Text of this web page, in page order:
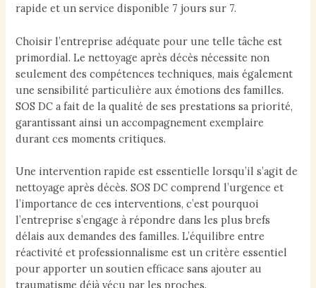
rapide et un service disponible 7 jours sur 7.
Choisir l’entreprise adéquate pour une telle tâche est
primordial. Le nettoyage après décès nécessite non
seulement des compétences techniques, mais également
une sensibilité particulière aux émotions des familles.
SOS DC a fait de la qualité de ses prestations sa priorité,
garantissant ainsi un accompagnement exemplaire
durant ces moments critiques.
Une intervention rapide est essentielle lorsqu’il s’agit de
nettoyage après décès. SOS DC comprend l’urgence et
l’importance de ces interventions, c’est pourquoi
l’entreprise s’engage à répondre dans les plus brefs
délais aux demandes des familles. L’équilibre entre
réactivité et professionnalisme est un critère essentiel
pour apporter un soutien efficace sans ajouter au
traumatisme déjà vécu par les proches.